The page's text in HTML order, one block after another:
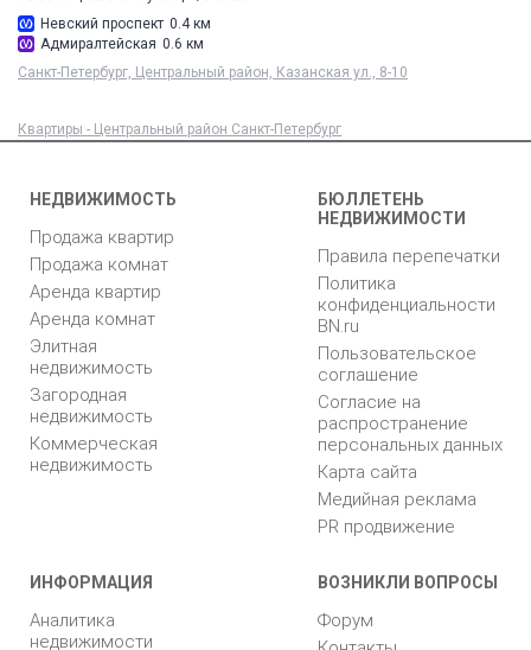
Невский проспект 0.4 км
Адмиралтейская 0.6 км
Санкт-Петербург, Центральный район, Казанская ул., 8-10
Квартиры - Центральный район Санкт-Петербург
НЕДВИЖИМОСТЬ
Продажа квартир
Продажа комнат
Аренда квартир
Аренда комнат
Элитная
недвижимость
Загородная
недвижимость
Коммерческая
недвижимость
БЮЛЛЕТЕНЬ
НЕДВИЖИМОСТИ
Правила перепечатки
Политика
конфиденциальности
BN.ru
Пользовательское
соглашение
Согласие на
распространение
персональных данных
Карта сайта
Медийная реклама
PR продвижение
ИНФОРМАЦИЯ
Аналитика
недвижимости
ВОЗНИКЛИ ВОПРОСЫ
Форум